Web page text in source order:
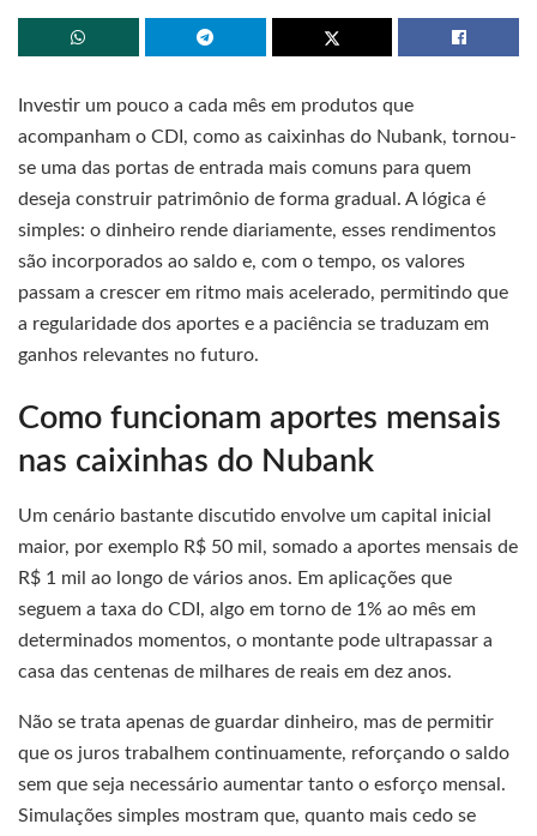
Investir um pouco a cada mês em produtos que
acompanham o CDI, como as caixinhas do Nubank, tornou-
se uma das portas de entrada mais comuns para quem
deseja construir patrimônio de forma gradual. A lógica é
simples: o dinheiro rende diariamente, esses rendimentos
são incorporados ao saldo e, com o tempo, os valores
passam a crescer em ritmo mais acelerado, permitindo que
a regularidade dos aportes e a paciência se traduzam em
ganhos relevantes no futuro.
Como funcionam aportes mensais
nas caixinhas do Nubank
Um cenário bastante discutido envolve um capital inicial
maior, por exemplo R$ 50 mil, somado a aportes mensais de
R$ 1 mil ao longo de vários anos. Em aplicações que
seguem a taxa do CDI, algo em torno de 1% ao mês em
determinados momentos, o montante pode ultrapassar a
casa das centenas de milhares de reais em dez anos.
Não se trata apenas de guardar dinheiro, mas de permitir
que os juros trabalhem continuamente, reforçando o saldo
sem que seja necessário aumentar tanto o esforço mensal.
Simulações simples mostram que, quanto mais cedo se